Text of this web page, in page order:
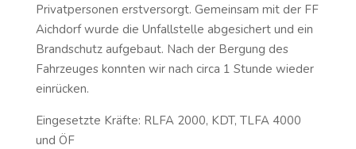
Privatpersonen erstversorgt. Gemeinsam mit der FF
Aichdorf wurde die Unfallstelle abgesichert und ein
Brandschutz aufgebaut. Nach der Bergung des
Fahrzeuges konnten wir nach circa 1 Stunde wieder
einrücken.
Eingesetzte Kräfte: RLFA 2000, KDT, TLFA 4000
und ÖF